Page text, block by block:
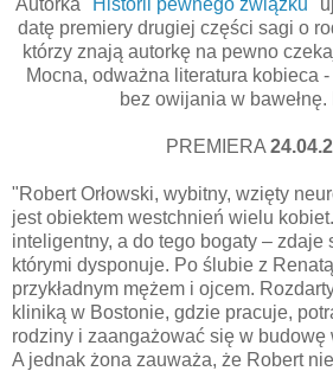
datę premiery drugiej części sagi o
którzy znają autorkę na pewno
Mocna, odważna literatura kobieca
bez owijania w bawełnę.
PREMIERA
"Robert Orłowski, wybitny, wzięty
jest obiektem westchnień wielu
inteligentny, a do tego bogaty – zdaje
którymi dysponuje. Po ślubie z
przykładnym mężem i ojcem.
kliniką w Bostonie, gdzie pracuje,
rodziny i zaangażować się w budowę
A jednak żona zauważa, że Robert